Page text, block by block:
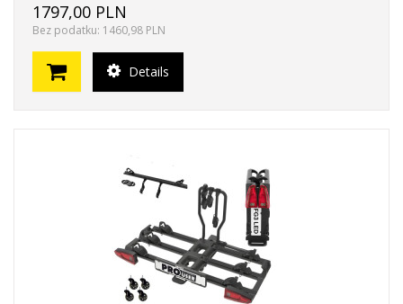
1797,00 PLN
Bez podatku: 1460,98 PLN
Details